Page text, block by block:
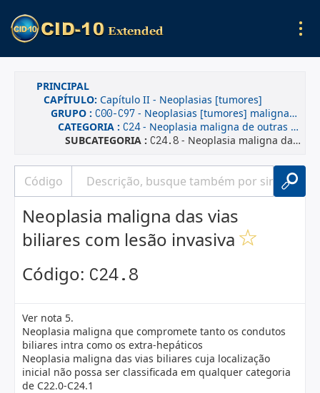
PRINCIPAL
CAPÍTULO: Capítulo II - Neoplasias [tumores]
GRUPO : C00-C97 - Neoplasias [tumores] malignas(os)
CATEGORIA : C24- Neoplasia maligna de outras partes, e de partes não especificadas das vias biliares
SUBCATEGORIA : C24.8 - Neoplasia maligna das vias biliares com lesão invasiva
Neoplasia maligna das vias
biliares com lesão invasiva
Código: C24.8
Ver nota 5.
Neoplasia maligna que compromete tanto os condutos
biliares intra como os extra-hepáticos
Neoplasia maligna das vias biliares cuja localização
inicial não possa ser classificada em qualquer categoria
de C22.0-C24.1